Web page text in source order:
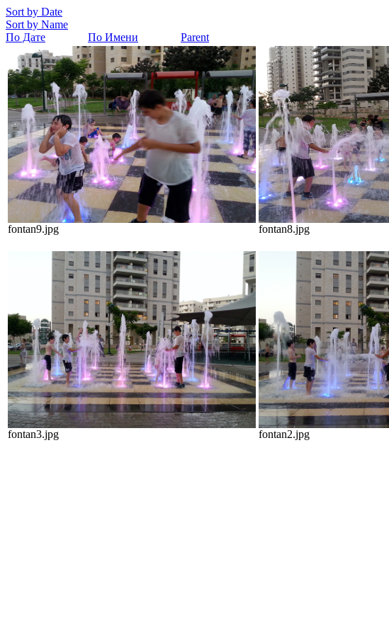
Sort by Date
Sort by Name
По Дате
По Имени Parent
fontan9.jpg fontan8.jpg
fontan3.jpg fontan2.jpg